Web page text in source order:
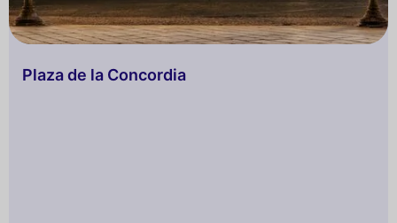
Plaza de la Concordia